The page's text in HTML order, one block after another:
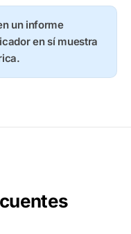
un informe
en sí muestra